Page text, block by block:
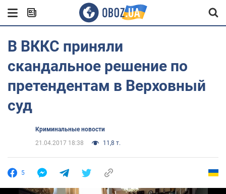
В ВККС приняли
скандальное решение по
претендентам в Верховный
суд
Криминальные новости
21.04.2017 18:38
11,8 т.
5